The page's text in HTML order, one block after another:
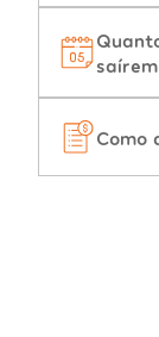
Como